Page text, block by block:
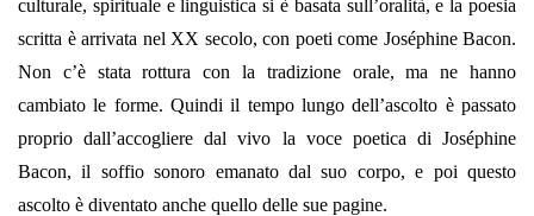
culturale, spirituale e linguistica si è basata sull’oralità, e la poesia
scritta è arrivata nel XX secolo, con poeti come Joséphine Bacon.
Non c’è stata rottura con la tradizione orale, ma ne hanno
cambiato le forme. Quindi il tempo lungo dell’ascolto è passato
proprio dall’accogliere dal vivo la voce poetica di Joséphine
Bacon, il soffio sonoro emanato dal suo corpo, e poi questo
ascolto è diventato anche quello delle sue pagine.